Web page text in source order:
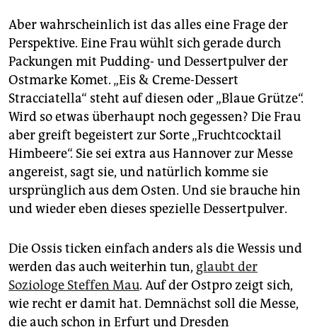
Aber wahrscheinlich ist das alles eine Frage der
Perspektive. Eine Frau wühlt sich gerade durch
Packungen mit Pudding- und Dessertpulver der
Ostmarke Komet. „Eis & Creme-Dessert
Stracciatella“ steht auf diesen oder „Blaue Grütze“.
Wird so etwas überhaupt noch gegessen? Die Frau
aber greift begeistert zur Sorte „Fruchtcocktail
Himbeere“. Sie sei extra aus Hannover zur Messe
angereist, sagt sie, und natürlich komme sie
ursprünglich aus dem Osten. Und sie brauche hin
und wieder eben dieses spezielle Dessert­pulver.
Die Ossis ticken einfach anders als die Wessis und
werden das auch weiterhin tun, glaubt der
Soziologe Steffen Mau. Auf der Ostpro zeigt sich,
wie recht er damit hat. Demnächst soll die Messe,
die auch schon in Erfurt und Dresden